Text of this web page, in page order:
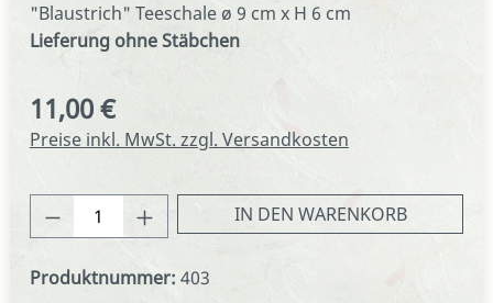
"Blaustrich" Teeschale ø 9 cm x H 6 cm
Lieferung ohne Stäbchen
Regulärer Preis:
11,00 €
Preise inkl. MwSt. zzgl. Versandkosten
Produkt Anzahl: Gib denIN DEN WARENKORB
Produktnummer: 403